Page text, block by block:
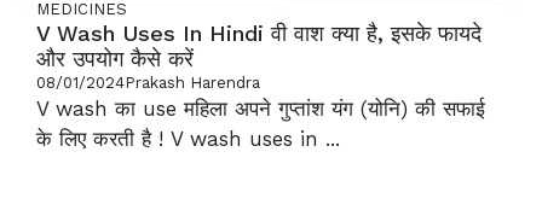
MEDICINES
V Wash Uses In Hindi वी वाश क्या है, इसके फायदे
और उपयोग कैसे करें
08/01/2024Prakash Harendra
V wash का use महिला अपने गुप्तांश यंग (योनि) की सफाई
के लिए करती है ! V wash uses in ...